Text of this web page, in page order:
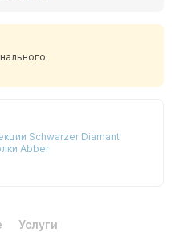
Schwarzer Diamant
Abber
Услуги